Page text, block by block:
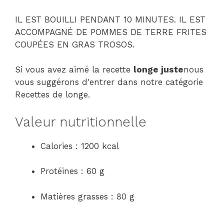
IL EST BOUILLI PENDANT 10 MINUTES. IL EST
ACCOMPAGNÉ DE POMMES DE TERRE FRITES
COUPÉES EN GRAS TROSOS.
Si vous avez aimé la recette longe justenous
vous suggérons d'entrer dans notre catégorie
Recettes de longe.
Valeur nutritionnelle
Calories : 1200 kcal
Protéines : 60 g
Matières grasses : 80 g